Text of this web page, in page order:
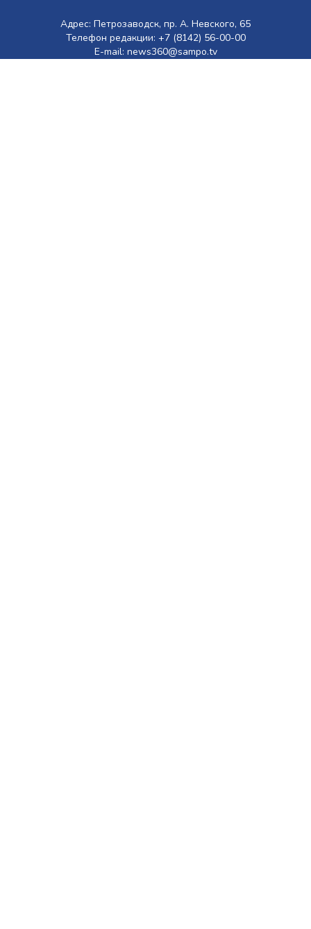
Адрес: Петрозаводск, пр. А. Невского, 65
Телефон редакции: +7 (8142) 56-00-00
E-mail: news360@sampo.tv